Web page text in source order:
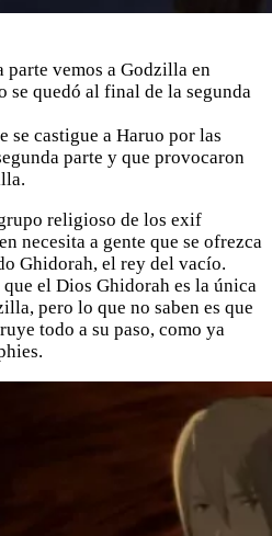
parte vemos a Godzilla en
se quedó al final de la segunda
se castigue a Haruo por las
parte y que provocaron
religioso de los exif
necesita a gente que se ofrezca
Ghidorah, el rey del vacío.
el Dios Ghidorah es la única
pero lo que no saben es que
todo a su paso, como ya